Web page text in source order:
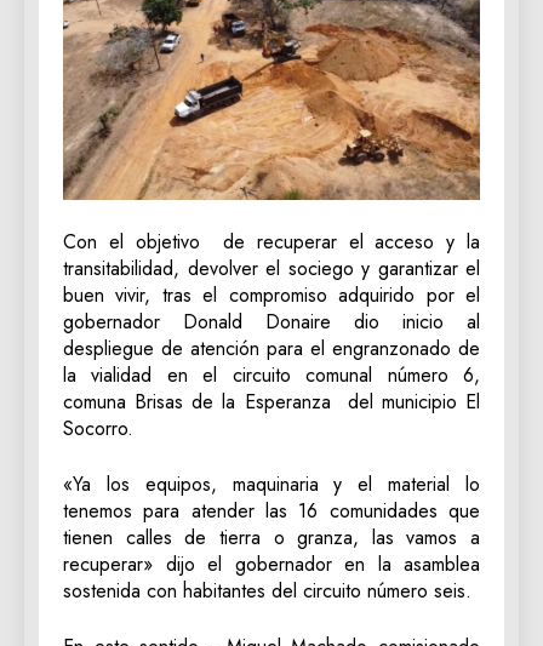
Con el objetivo de recuperar el acceso y la
transitabilidad, devolver el sociego y garantizar el
buen vivir, tras el compromiso adquirido por el
gobernador Donald Donaire dio inicio al
despliegue de atención para el engranzonado de
la vialidad en el circuito comunal número 6,
comuna Brisas de la Esperanza del municipio El
Socorro.
«Ya los equipos, maquinaria y el material lo
tenemos para atender las 16 comunidades que
tienen calles de tierra o granza, las vamos a
recuperar» dijo el gobernador en la asamblea
sostenida con habitantes del circuito número seis.